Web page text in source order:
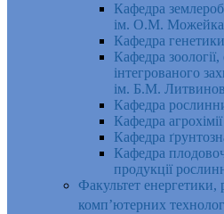
Кафедра
ім. О.М. Можейка
Кафедра
Кафедра зоології,
інтегрованого
ім. Б.М.
Кафедра
Кафедра агрохімії
Кафедра
Кафедра
продукції
Факультет енергетики,
комп’ютерних